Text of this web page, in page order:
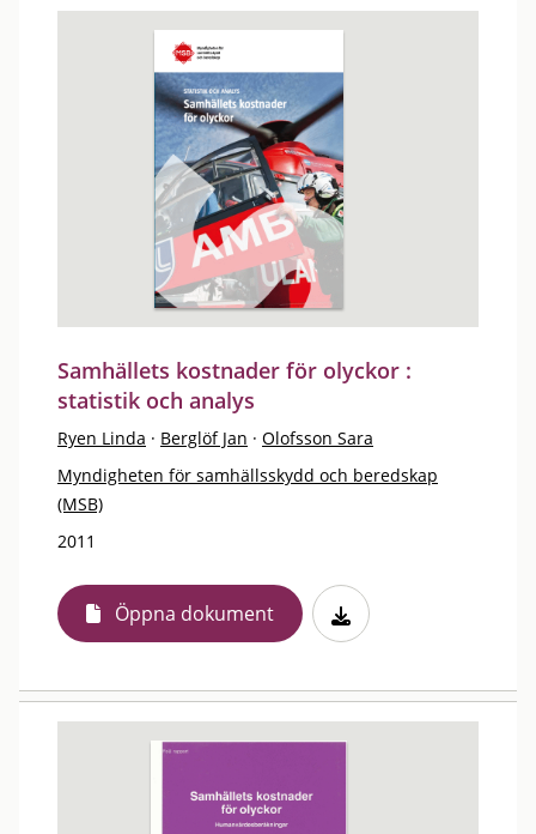
Samhällets kostnader för olyckor :
statistik och analys
Ryen Linda · Berglöf Jan · Olofsson Sara
Myndigheten för samhällsskydd och beredskap
(MSB)
2011
Öppna dokument